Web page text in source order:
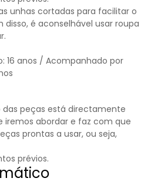
unhas cortadas para facilitar o
é aconselhável usar roupa
16 anos / Acompanhado por
das peças está directamente
iremos abordar e faz com que
prontas a usar, ou seja,
prévios.